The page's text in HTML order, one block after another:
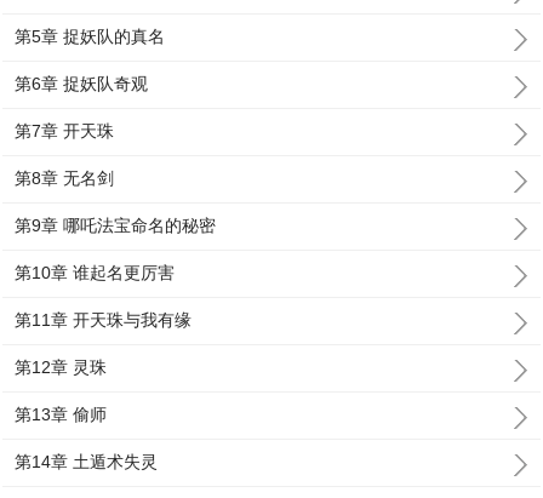
第5章 捉妖队的真名
第6章 捉妖队奇观
第7章 开天珠
第8章 无名剑
第9章 哪吒法宝命名的秘密
第10章 谁起名更厉害
第11章 开天珠与我有缘
第12章 灵珠
第13章 偷师
第14章 土遁术失灵